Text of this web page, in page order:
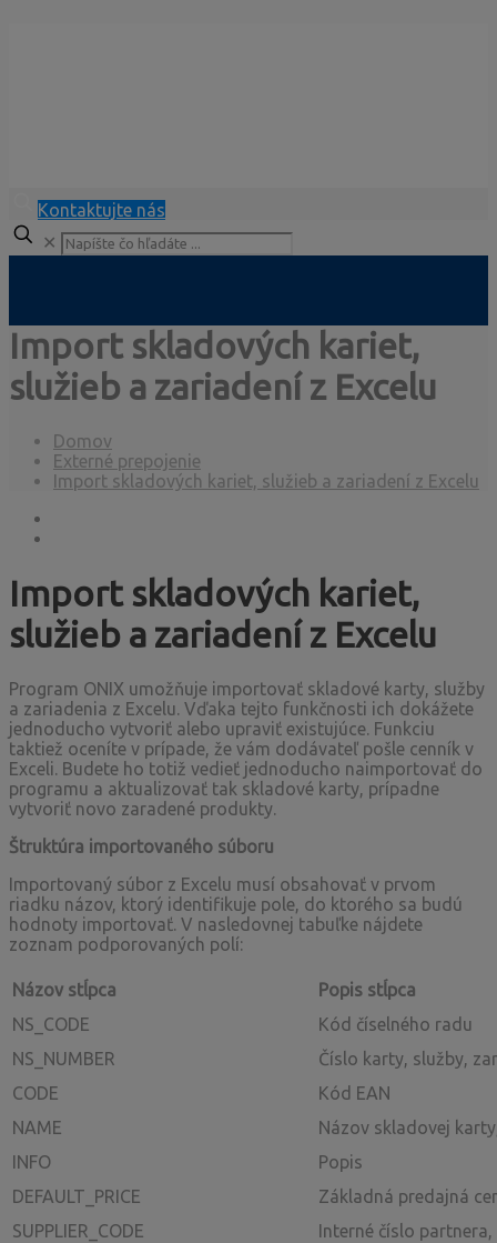
Kontaktujte nás
✕
Import skladových kariet,
služieb a zariadení z Excelu
Domov
Externé prepojenie
Import skladových kariet, služieb a zariadení z Excelu
Import skladových kariet,
služieb a zariadení z Excelu
Program ONIX umožňuje importovať skladové karty, služby
a zariadenia z Excelu. Vďaka tejto funkčnosti ich dokážete
jednoducho vytvoriť alebo upraviť existujúce. Funkciu
taktiež oceníte v prípade, že vám dodávateľ pošle cenník v
Exceli. Budete ho totiž vedieť jednoducho naimportovať do
programu a aktualizovať tak skladové karty, prípadne
vytvoriť novo zaradené produkty.
Štruktúra importovaného súboru
Importovaný súbor z Excelu musí obsahovať v prvom
riadku názov, ktorý identifikuje pole, do ktorého sa budú
hodnoty importovať. V nasledovnej tabuľke nájdete
zoznam podporovaných polí:
Názov stĺpca
Popis stĺpca
NS_CODE
Kód číselného radu
NS_NUMBER
Číslo karty, služby,
CODE
Kód EAN
NAME
Názov skladovej
INFO
Popis
DEFAULT_PRICE
Základná predajná
SUPPLIER_CODE
Interné číslo